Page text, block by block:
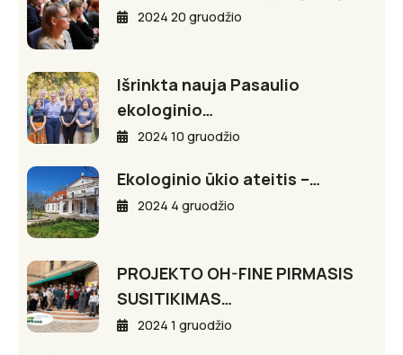
2024 20 gruodžio
Išrinkta nauja Pasaulio
ekologinio…
2024 10 gruodžio
Ekologinio ūkio ateitis –…
2024 4 gruodžio
PROJEKTO OH-FINE PIRMASIS
SUSITIKIMAS…
2024 1 gruodžio